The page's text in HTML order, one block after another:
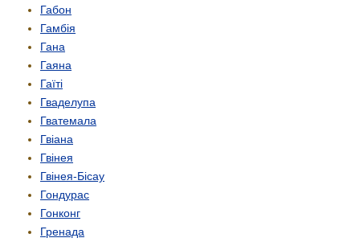
Габон
Гамбія
Гана
Гаяна
Гаїті
Гваделупа
Гватемала
Гвіана
Гвінея
Гвінея-Бісау
Гондурас
Гонконг
Гренада